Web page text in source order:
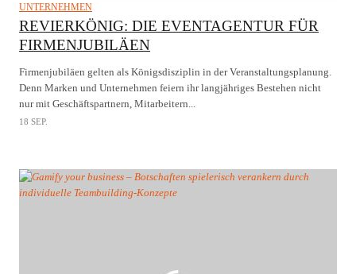
UNTERNEHMEN
REVIERKÖNIG: DIE EVENTAGENTUR FÜR
FIRMENJUBILÄEN
Firmenjubiläen gelten als Königsdisziplin in der Veranstaltungsplanung.
Denn Marken und Unternehmen feiern ihr langjähriges Bestehen nicht
nur mit Geschäftspartnern, Mitarbeitern...
18 SEP.